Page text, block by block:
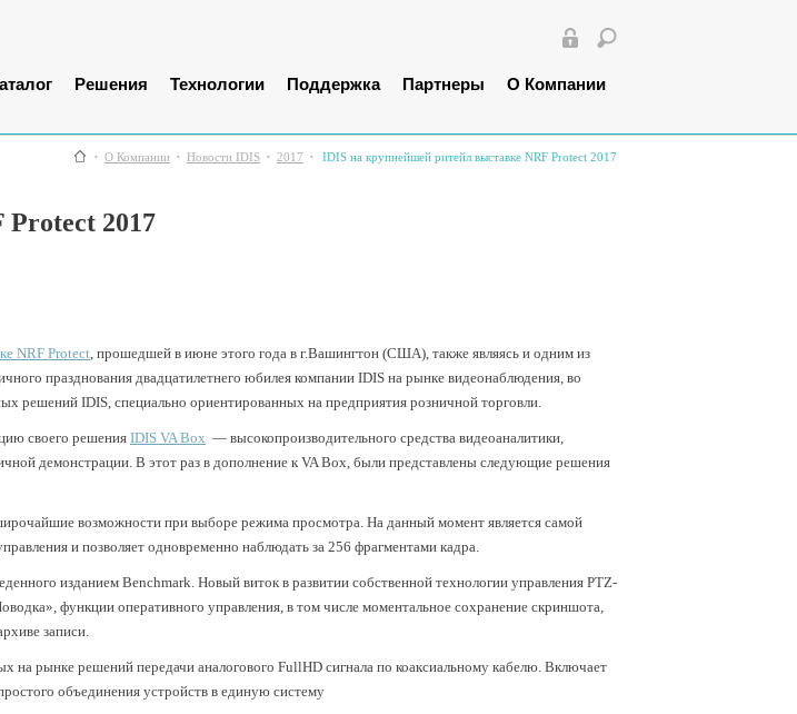
Решения Технологии Поддержка Партнеры О Компании
О Компании Новости IDIS 2017 IDIS на крупнейшей ритейл выставке NRF Protect 2017
2017
NRF Protect, прошедшей в июне этого года в г.Вашингтон (США), также являясь и одним из
празднования двадцатилетнего юбилея компании IDIS на рынке видеонаблюдения, во
решений IDIS, специально ориентированных на предприятия розничной торговли.
своего решения IDIS VA Box — высокопроизводительного средства видеоаналитики,
демонстрации. В этот раз в дополнение к VA Box, были представлены следующие решения
возможности при выборе режима просмотра. На данный момент является самой
и позволяет одновременно наблюдать за 256 фрагментами кадра.
изданием Benchmark. Новый виток в развитии собственной технологии управления PTZ-
функции оперативного управления, в том числе моментальное сохранение скриншота,
записи.
на рынке решений передачи аналогового FullHD сигнала по коаксиальному кабелю. Включает
объединения устройств в единую систему